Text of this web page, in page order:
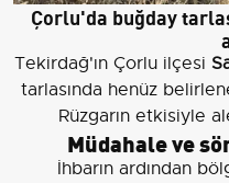
Çorlu'da buğday
Tekirdağ'ın Çorlu ilçesi
tarlasında henüz
Rüzgarın etkisiyle
Müdahale ve
İhbarın ardından